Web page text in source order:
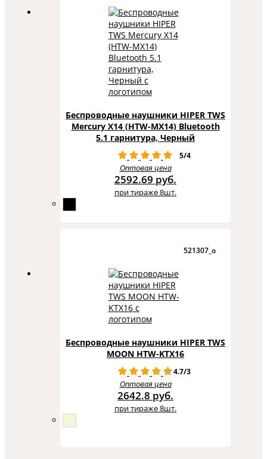
Беспроводные наушники HIPER TWS
Mercury X14 (HTW-MX14) Bluetooth
5.1 гарнитура, Черный
5/4
Оптовая цена
2592.69 руб.
при тираже 8шт.
521307_o
Беспроводные наушники HIPER TWS
MOON HTW-KTX16
4.7/3
Оптовая цена
2642.8 руб.
при тираже 8шт.